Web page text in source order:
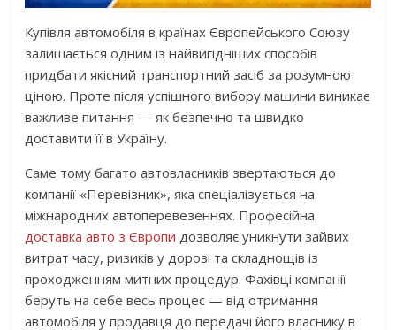
Купівля автомобіля в країнах Європейського Союзу
залишається одним із найвигідніших способів
придбати якісний транспортний засіб за розумною
ціною. Проте після успішного вибору машини виникає
важливе питання — як безпечно та швидко
доставити її в Україну.
Саме тому багато автовласників звертаються до
компанії «Перевізник», яка спеціалізується на
міжнародних автоперевезеннях. Професійна
доставка авто з Європи дозволяє уникнути зайвих
витрат часу, ризиків у дорозі та складнощів із
проходженням митних процедур. Фахівці компанії
беруть на себе весь процес — від отримання
автомобіля у продавця до передачі його власнику в